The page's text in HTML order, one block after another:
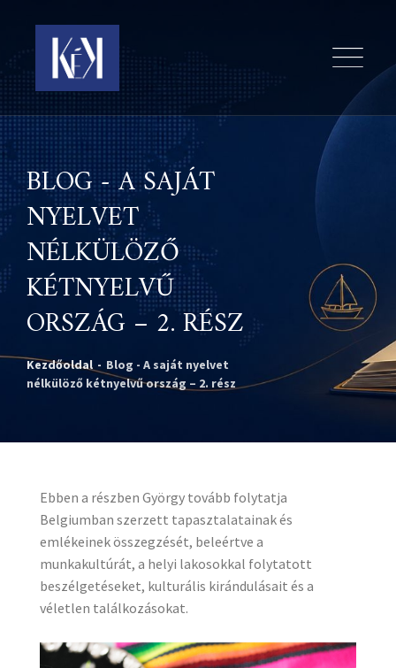
BLOG - A SAJÁT
NYELVET
NÉLKÜLÖZŐ
KÉTNYELVŰ
ORSZÁG – 2. RÉSZ
Kezdőoldal - Blog - A saját nyelvet
nélkülöző kétnyelvű ország – 2. rész
Ebben a részben György tovább folytatja
Belgiumban szerzett tapasztalatainak és
emlékeinek összegzését, beleértve a
munkakultúrát, a helyi lakosokkal folytatott
beszélgetéseket, kulturális kirándulásait és a
véletlen találkozásokat.